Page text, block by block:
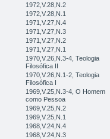
1972,V.28,N.2
1972,V.28,N.1
1971,V.27,N.4
1971,V.27,N.3
1971,V.27,N.2
1971,V.27,N.1
1970,V.26,N.3-4, Teologia
Filosófica II
1970,V.26,N.1-2, Teologia
Filosófica I
1969,V.25,N.3-4, O Homem
como Pessoa
1969,V.25,N.2
1969,V.25,N.1
1968,V.24,N.4
1968,V.24,N.3